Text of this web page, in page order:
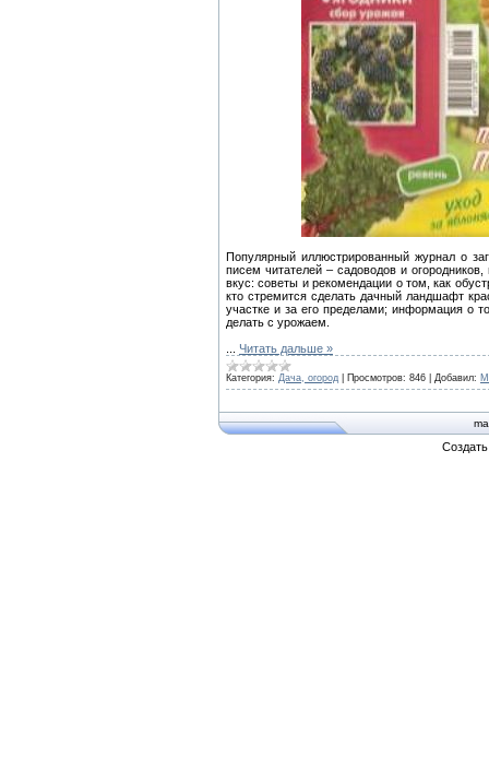
Популярный иллюстрированный журнал о
писем читателей – садоводов и
вкус: советы и рекомендации о том, как
кто стремится сделать дачный ландшафт
участке и за его пределами; информация о
делать с урожаем.
Читать дальше »
Категория: Дача, огород Просмотров: 846 Добавил: